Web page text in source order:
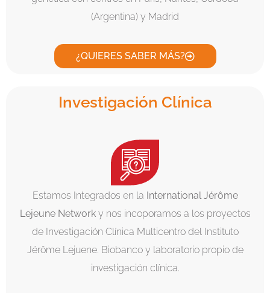
(Argentina) y Madrid
¿QUIERES SABER MÁS?
Investigación Clínica
Estamos Integrados en la International Jérôme
Lejeune Networky nos incoporamos a los proyectos
de Investigación Clínica Multicentro del Instituto
Jérôme Lejuene. Biobanco y laboratorio propio de
investigación clínica.